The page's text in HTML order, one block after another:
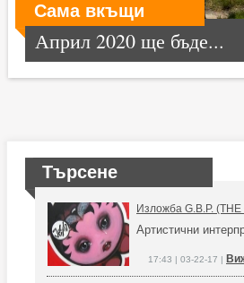
Сама вкъщи
Април 2020 ще бъде...
Търсене
Изложба G.B.P.
Артистични
17:43 | 03-22-17 |